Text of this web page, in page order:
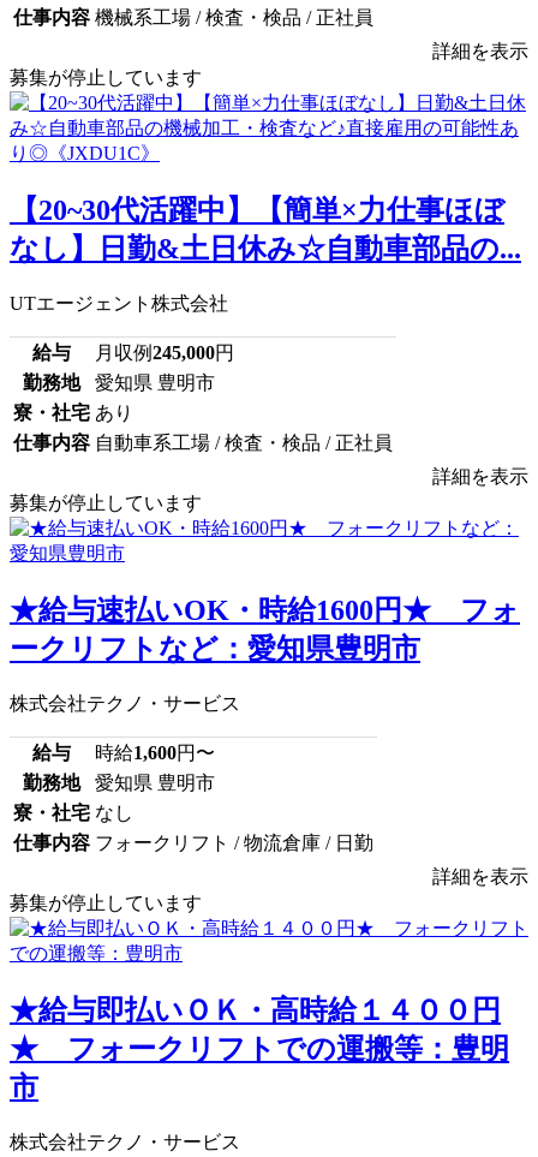
仕事内容 機械系工場 / 検査・検品 / 正社員
詳細を表示
募集が停止しています
【20~30代活躍中】【簡単×力仕事ほぼ
なし】日勤&土日休み☆自動車部品の...
UTエージェント株式会社
給与 月収例245,000円
勤務地
愛知県 豊明市
寮・社宅 あり
仕事内容 自動車系工場 / 検査・検品 / 正社員
詳細を表示
募集が停止しています
★給与速払いOK・時給1600円★ フォ
ークリフトなど：愛知県豊明市
株式会社テクノ・サービス
給与 時給1,600円〜
勤務地
愛知県 豊明市
寮・社宅 なし
仕事内容 フォークリフト / 物流倉庫 / 日勤
詳細を表示
募集が停止しています
★給与即払いＯＫ・高時給１４００円
★ フォークリフトでの運搬等：豊明
市
株式会社テクノ・サービス